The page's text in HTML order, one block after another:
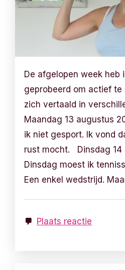
De afgelopen week heb
geprobeerd om actief te
zich vertaald in
Maandag 13 augustus
ik niet gesport. Ik vond
rust mocht. Dinsdag 14
Dinsdag moest ik
Een enkel wedstrijd.
Plaats reactie